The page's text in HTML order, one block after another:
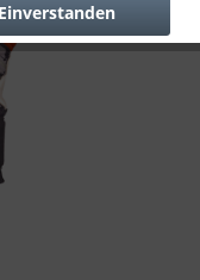
Einverstanden